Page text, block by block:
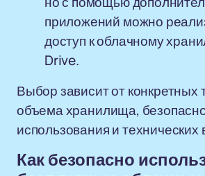
приложений можно
доступ к облачному
Drive.
Выбор зависит от конкретных
объема хранилища,
использования и
Как безопасно